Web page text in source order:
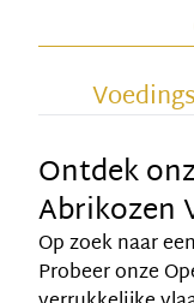
Ontdek
Abrikozen
Op zoek naar
Probeer onze